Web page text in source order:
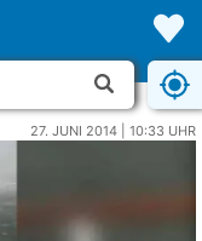
27. JUNI 2014 | 10:33 UHR